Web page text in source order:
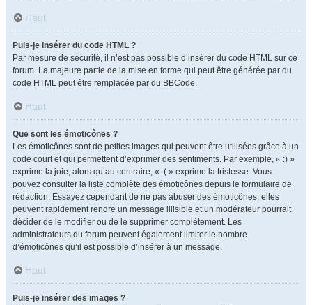
Haut
Puis-je insérer du code HTML ?
Par mesure de sécurité, il n’est pas possible d’insérer du code HTML sur ce
forum. La majeure partie de la mise en forme qui peut être générée par du
code HTML peut être remplacée par du BBCode.
Haut
Que sont les émoticônes ?
Les émoticônes sont de petites images qui peuvent être utilisées grâce à un
code court et qui permettent d’exprimer des sentiments. Par exemple, « :) »
exprime la joie, alors qu’au contraire, « :( » exprime la tristesse. Vous
pouvez consulter la liste complète des émoticônes depuis le formulaire de
rédaction. Essayez cependant de ne pas abuser des émoticônes, elles
peuvent rapidement rendre un message illisible et un modérateur pourrait
décider de le modifier ou de le supprimer complètement. Les
administrateurs du forum peuvent également limiter le nombre
d’émoticônes qu’il est possible d’insérer à un message.
Haut
Puis-je insérer des images ?